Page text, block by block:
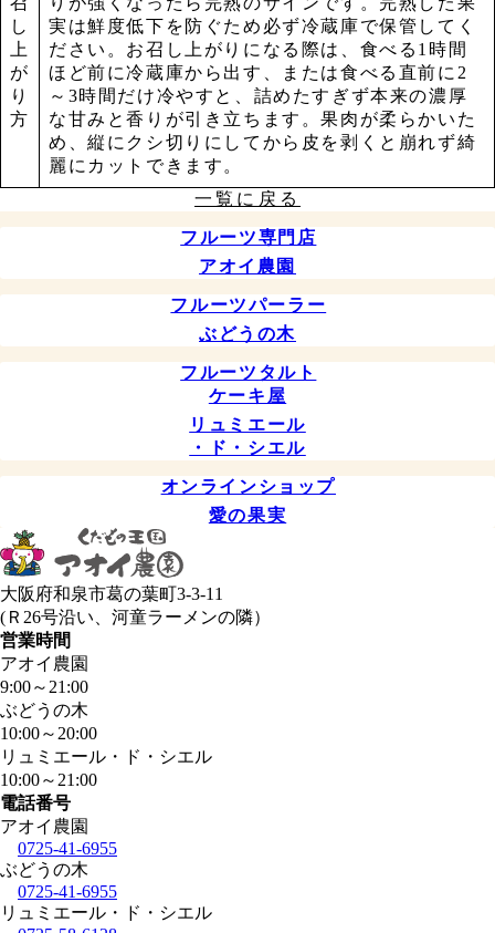
し
上
が
り
方
実は鮮度低下を防ぐため必ず冷蔵庫で保管してく
ださい。お召し上がりになる際は、食べる1時間
ほど前に冷蔵庫から出す、または食べる直前に2
～3時間だけ冷やすと、詰めたすぎず本来の濃厚
な甘みと香りが引き立ちます。果肉が柔らかいた
め、縦にクシ切りにしてから皮を剥くと崩れず綺
麗にカットできます。
一覧に戻る
フルーツ専門店
アオイ農園
フルーツパーラー
ぶどうの木
フルーツタルト
ケーキ屋
リュミエール
・ド・シエル
オンラインショップ
愛の果実
大阪府和泉市葛の葉町3-3-11
(Ｒ26号沿い、河童ラーメンの隣）
営業時間
アオイ農園
9:00～ 21:00
ぶどうの木
10:00～ 20:00
リュミエール・ド・シエル
10:00～ 21:00
電話番号
アオイ農園
0725-41-6955
ぶどうの木
0725-41-6955
リュミエール・ド・シエル